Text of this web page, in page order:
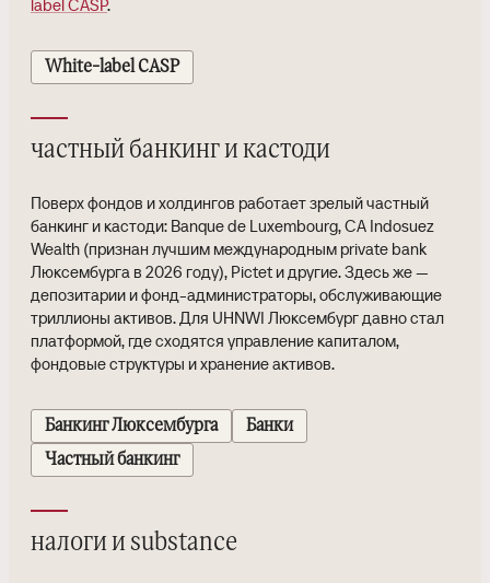
label CASP.
White-label CASP
частный банкинг и кастоди
Поверх фондов и холдингов работает зрелый частный
банкинг и кастоди: Banque de Luxembourg, CA Indosuez
Wealth (признан лучшим международным private bank
Люксембурга в 2026 году), Pictet и другие. Здесь же —
депозитарии и фонд-администраторы, обслуживающие
триллионы активов. Для UHNWI Люксембург давно стал
платформой, где сходятся управление капиталом,
фондовые структуры и хранение активов.
Банкинг Люксембурга Банки
Частный банкинг
налоги и substance